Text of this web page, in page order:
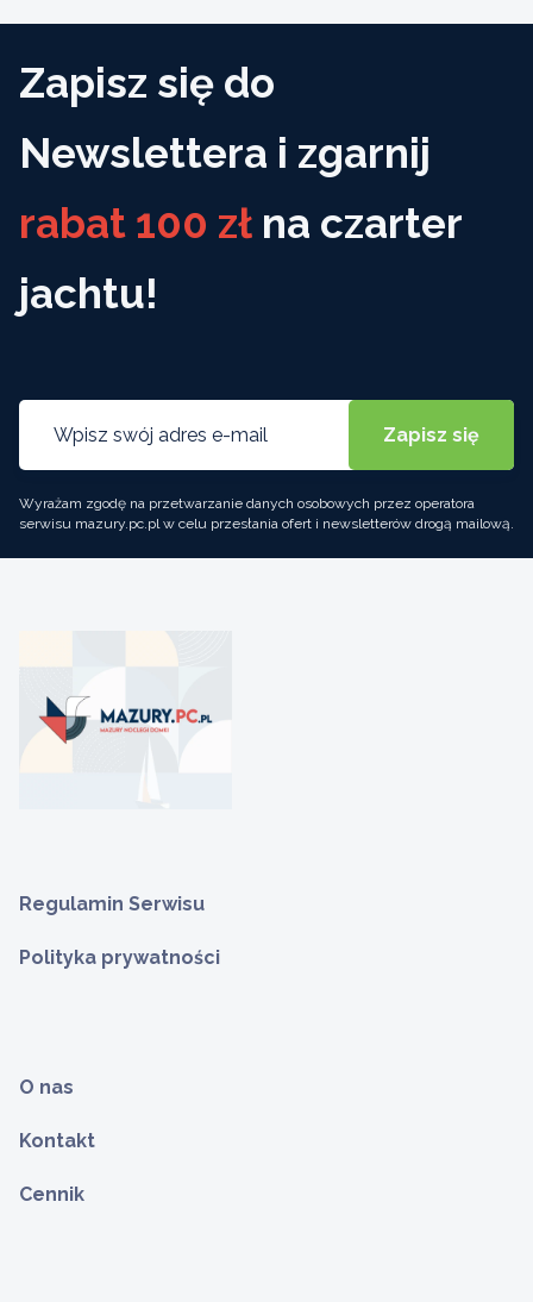
Zapisz się do
Newslettera i zgarnij
rabat 100 zł na czarter
jachtu!
Wyrażam zgodę na przetwarzanie danych osobowych przez operatora
serwisu mazury.pc.pl w celu przesłania ofert i newsletterów drogą mailową.
Regulamin Serwisu
Polityka prywatności
O nas
Kontakt
Cennik